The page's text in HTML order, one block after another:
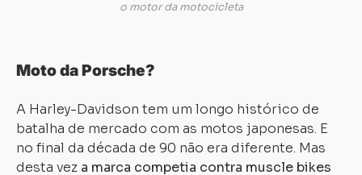
o motor da motocicleta
Moto da Porsche?
A Harley-Davidson tem um longo histórico de
batalha de mercado com as motos japonesas. E
no final da década de 90 não era diferente. Mas
desta vez a marca competia contra muscle bikes